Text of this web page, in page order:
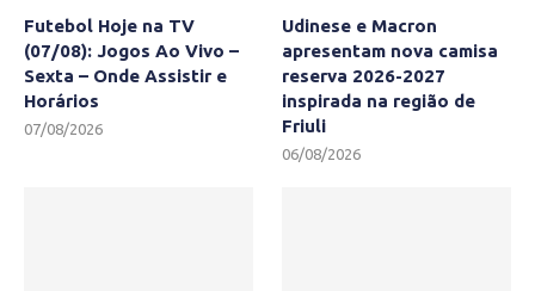
Futebol Hoje na TV
(07/08): Jogos Ao Vivo –
Sexta – Onde Assistir e
Horários
07/08/2026
Udinese e Macron
apresentam nova camisa
reserva 2026-2027
inspirada na região de
Friuli
06/08/2026